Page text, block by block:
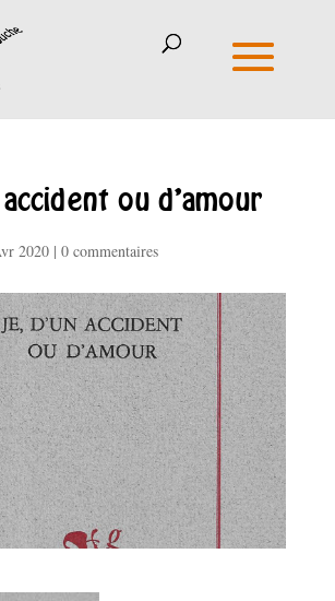
ou d’amour
2020| 0 commentaires